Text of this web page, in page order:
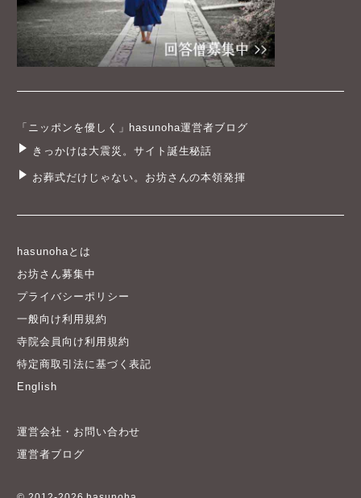
「ニッポンを優しく」hasunoha運営者ブログ
きっかけは大震災。サイト誕生秘話
お葬式だけじゃない。お坊さんの本領発揮
hasunohaとは
お坊さん募集中
プライバシーポリシー
一般向け利用規約
寺院会員向け利用規約
特定商取引法に基づく表記
English
運営会社・お問い合わせ
運営者ブログ